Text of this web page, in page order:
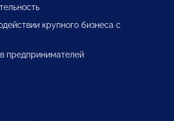
крупного бизнеса с
предпринимателей